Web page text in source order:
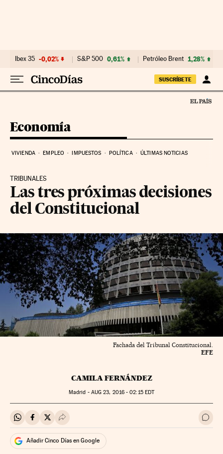
Ibex 35 -0,02% S&P 500 0,61% Petróleo Brent 1,28%
SUSCRÍBETE
Economía
VIVIENDA EMPLEO IMPUESTOS POLÍTICA ÚLTIMAS NOTICIAS
TRIBUNALES
Las tres próximas decisiones
del Constitucional
Fachada del Tribunal Constitucional.
EFE
CAMILA FERNÁNDEZ
Madrid - AUG 23, 2016 - 02:15EDT
Compartir en Whatsapp
Compartir en Facebook
Compartir en Twitter
Desplegar Redes Sociales Ir a
Añadir Cinco Días en Google